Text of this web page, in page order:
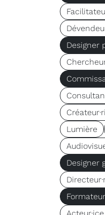
Designer
Lumière
Designer